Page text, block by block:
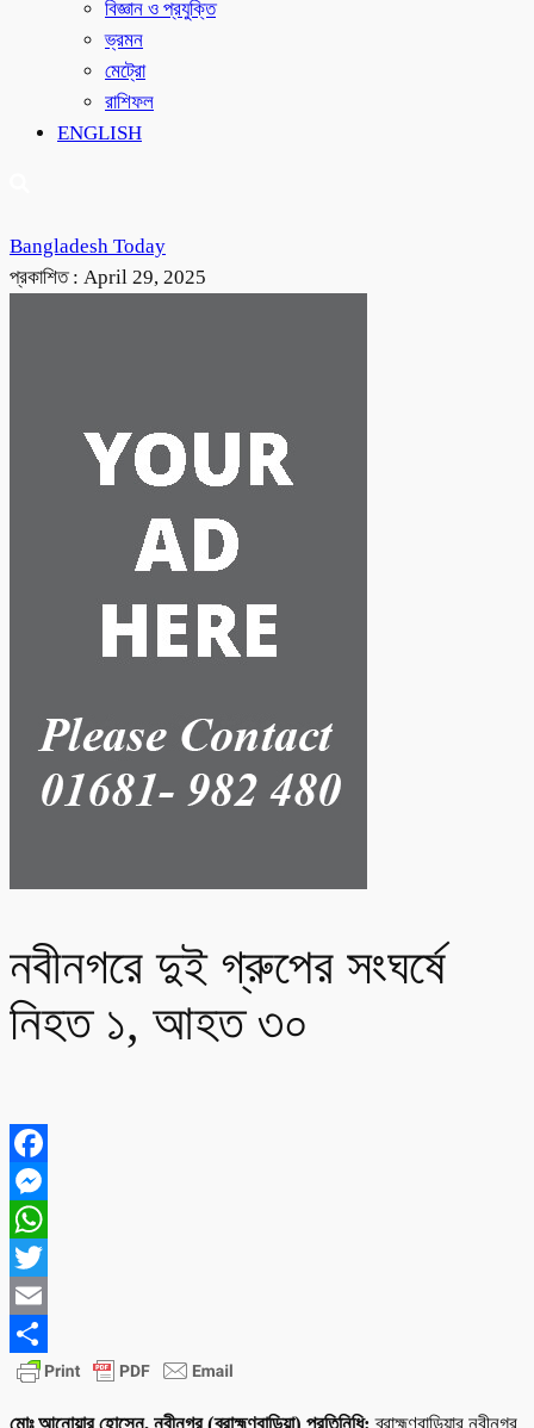
বিজ্ঞান ও প্রযুক্তি
ভ্রমন
মেট্রো
রাশিফল
ENGLISH
Bangladesh Today
প্রকাশিত : April 29, 2025
নবীনগরে দুই গ্রুপের সংঘর্ষে
নিহত ১, আহত ৩০
Facebook
Messenger
WhatsApp
Twitter
Email
Share
মোঃ আনোয়ার হোসেন, নবীনগর (ব্রাহ্মণবাড়িয়া) প্রতিনিধি: ব্রাহ্মণবাড়িয়ার নবীনগর